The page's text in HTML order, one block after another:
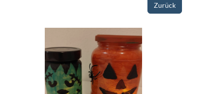
Zurück